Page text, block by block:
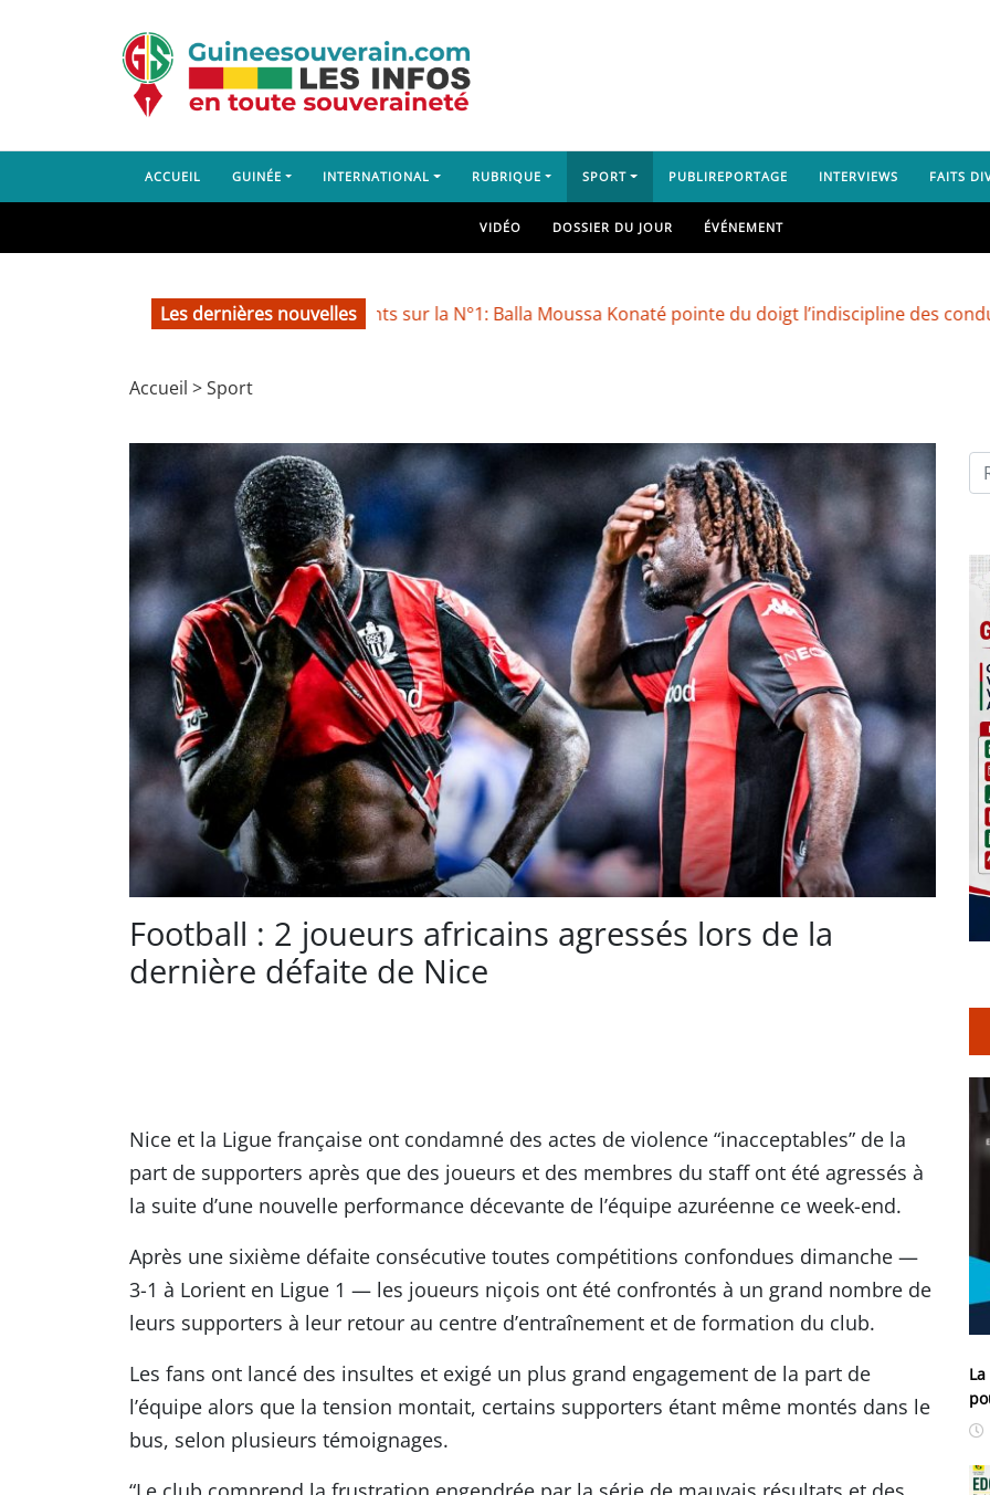
ACCUEIL GUINÉE INTERNATIONAL RUBRIQUE SPORT PUBLIREPORTAGE INTERVIEWS FAITS
VIDÉO DOSSIER DU JOUR ÉVÉNEMENT
Les dernières nouvelles
Recrudescence des accidents sur la N°1: Balla Moussa Konaté pointe du doigt l’indiscipline des conducteurs
Accueil >Sport
Football : 2 joueurs africains agressés lors de la
dernière défaite de Nice
Nice et la Ligue française ont condamné des actes de violence “inacceptables” de la
part de supporters après que des joueurs et des membres du staff ont été agressés à
la suite d’une nouvelle performance décevante de l’équipe azuréenne ce week-end.
Après une sixième défaite consécutive toutes compétitions confondues dimanche —
3-1 à Lorient en Ligue 1 — les joueurs niçois ont été confrontés à un grand nombre de
leurs supporters à leur retour au centre d’entraînement et de formation du club.
Les fans ont lancé des insultes et exigé un plus grand engagement de la part de
l’équipe alors que la tension montait, certains supporters étant même montés dans le
bus, selon plusieurs témoignages.